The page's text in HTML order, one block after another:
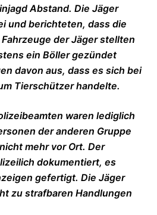
Abstand. Die Jäger
und berichteten, dass die
der Jäger stellten
ein Böller gezündet
davon aus, dass es sich bei
Tierschützer handelte.
waren lediglich
der anderen Gruppe
mehr vor Ort. Der
dokumentiert, es
gefertigt. Die Jäger
zu strafbaren Handlungen